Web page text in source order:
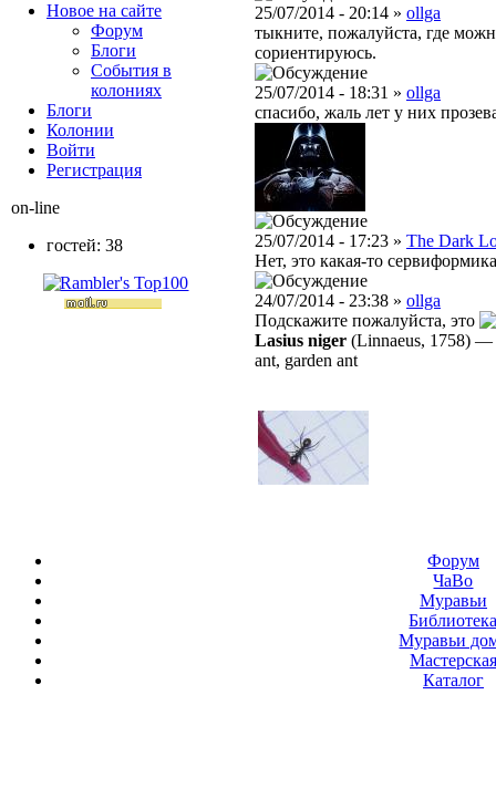
25/07/2014 - 20:14 » ollga
тыкните, пожалуйста, где
сориентируюсь.
25/07/2014 - 18:31 » ollga
спасибо, жаль лет у них
25/07/2014 - 17:23 » The Dark
Нет, это какая-то
24/07/2014 - 23:38 » ollga
Подскажите пожалуйста, это
Lasius niger (Linnaeus, 1758) —
ant, garden ant
Новое на сайте
Форум
Блоги
События в
колониях
Блоги
Колонии
Войти
Peгиcтpaция
on-line
гостей: 38
Форум
ЧаВо
Муравьи
Муравьи
Мастерская
Каталог